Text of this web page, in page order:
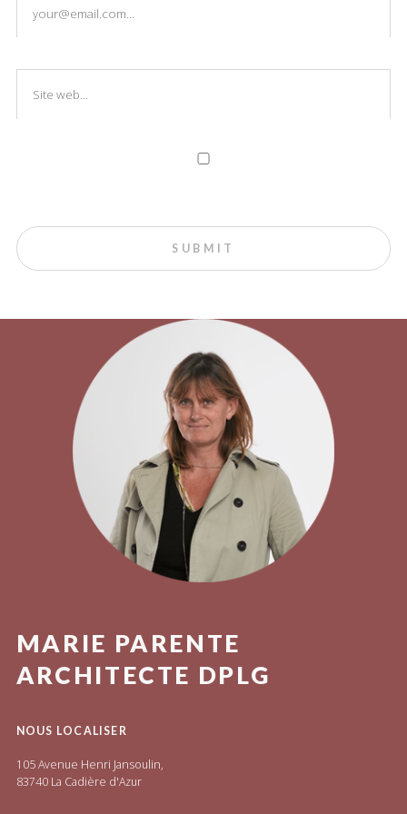
MARIE PARENTE
ARCHITECTE DPLG
NOUS LOCALISER
105 Avenue Henri Jansoulin,
83740 La Cadière d'Azur